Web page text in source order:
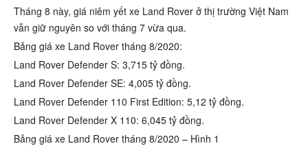
Tháng 8 này, giá niêm yết xe Land Rover ở thị trường Việt Nam
vẫn giữ nguyên so với tháng 7 vừa qua.
Bảng giá xe Land Rover tháng 8/2020:
Land Rover Defender S: 3,715 tỷ đồng.
Land Rover Defender SE: 4,005 tỷ đồng.
Land Rover Defender 110 First Edition: 5,12 tỷ đồng.
Land Rover Defender X 110: 6,045 tỷ đồng.
Bảng giá xe Land Rover tháng 8/2020 – Hình 1